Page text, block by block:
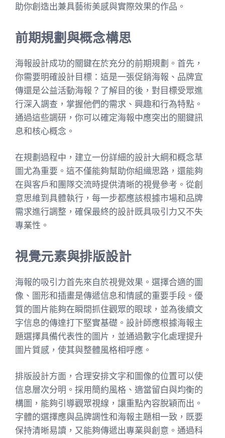
助你創造出兼具藝術美感與實際效果的作品。
前期規劃與概念構思
海報設計成功的關鍵在於充分的前期規劃。首先，
你需要明確設計目標：這是一張促銷海報、品牌宣
傳還是公益活動海報？了解目的後，對目標受眾進
行深入調查，掌握他們的需求、興趣和行為特點。
通過這些調研，你可以確定海報中應突出的關鍵訊
息和核心概念。
在規劃過程中，建立一份詳細的設計大綱和概念草
圖尤為重要。這不僅能夠幫助你組織思路，還能夠
在與客戶和團隊交流時提供清晰的視覺參考。從創
意思維到具體執行，每一步都應該根據市場和品牌
需求進行調整，確保最終的設計既具吸引力又不失
專業性。
視覺元素與排版設計
海報的吸引力首先來自於視覺效果。選擇合適的圖
像、圖形和插畫是傳遞信息和情感的重要手段。優
質的圖片能夠在瞬間抓住觀眾的眼球，並為後續文
字信息的傳達打下堅實基礎。設計師應根據海報主
題選擇具備代表性的圖片，並通過數字化處理提升
圖片質感，使其與整體風格相呼應。
排版設計方面，合理安排文字和圖像的位置可以使
信息層次分明。採用簡約風格、適當留白與均衡的
構圖，能夠引導觀眾視線，讓重點內容脫穎而出。
字體的選擇應與品牌調性和海報主題相一致，既要
保持清晰易讀，又能夠傳遞出專業與創意。通過科